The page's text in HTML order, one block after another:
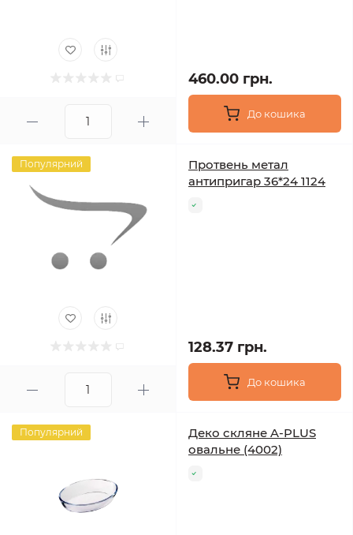
460.00 грн.
До кошика
Популярний
Протвень метал
антипригар 36*24 1124
128.37 грн.
До кошика
Популярний
Деко скляне A-PLUS
овальне (4002)